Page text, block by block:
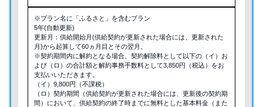
※プラン名に「ふるさと」を含むプラン
5年(自動更新)
更新月：供給開始月(供給契約が更新された場合には、更新された
月)から起算して60ヵ月目とその翌月。
※契約期間内に解約となる場合、契約解除料として以下の（イ）お
よび（ロ）の合計額と解約事務手数料として3,850円（税込）をお
支払いいただきます。
（イ）9,800円（不課税）
（ロ）契約期間（供給契約が更新された場合には、更新後の契約期
間）において、供給契約の終了時までに無料とした基本料金（また